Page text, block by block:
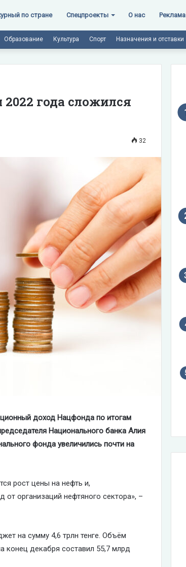
по стране Спецпроекты О нас Реклама
Образование Культура Спорт Назначения и отставки
года сложился
32
доход Нацфонда по итогам
Национального банка Алия
фонда увеличились почти на
рост цены на нефть и,
от организаций нефтяного сектора», –
на сумму 4,6 трлн тенге. Объём
декабря составил 55,7 млрд